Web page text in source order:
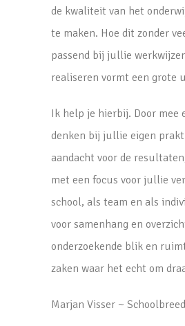
de kwaliteit van het
te maken. Hoe dit zonder
passend bij jullie
realiseren vormt een grote
Ik help je hierbij. Door mee
denken bij jullie eigen
aandacht voor de
met een focus voor jullie
school, als team en als
voor samenhang en
onderzoekende blik en
zaken waar het echt om
Marjan Visser ~ Schoolbreed